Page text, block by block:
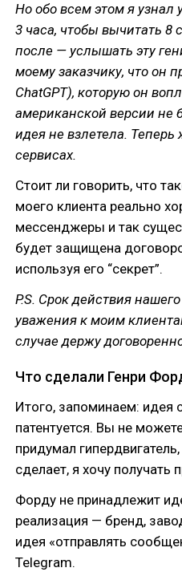
Но обо всем этом я узнал
3 часа, чтобы вычитать 8
после — услышать эту
моему заказчику, что он
ChatGPT), которую он
американской версии не
идея не взлетела. Теперь
сервисах.
Стоит ли говорить, что
моего клиента реально
мессенджеры и так
будет защищена
используя его “секрет”.
P.S. Срок действия
уважения к моим
случае держу
Что сделали Генри
Итого, запоминаем: идея
патентуется. Вы не
придумал
сделает, я хочу получать
Форду не принадлежит
реализация — бренд,
идея «отправлять
Telegram.